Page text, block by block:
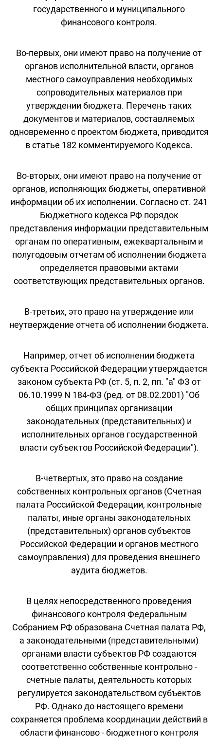
государственного и муниципального
финансового контроля.
Во-первых, они имеют право на получение от
органов исполнительной власти, органов
местного самоуправления необходимых
сопроводительных материалов при
утверждении бюджета. Перечень таких
документов и материалов, составляемых
одновременно с проектом бюджета, приводится
в статье 182 комментируемого Кодекса.
Во-вторых, они имеют право на получение от
органов, исполняющих бюджеты, оперативной
информации об их исполнении. Согласно ст. 241
Бюджетного кодекса РФ порядок
представления информации представительным
органам по оперативным, ежеквартальным и
полугодовым отчетам об исполнении бюджета
определяется правовыми актами
соответствующих представительных органов.
В-третьих, это право на утверждение или
неутверждение отчета об исполнении бюджета.
Например, отчет об исполнении бюджета
субъекта Российской Федерации утверждается
законом субъекта РФ (ст. 5, п. 2, пп. "а" ФЗ от
06.10.1999 N 184-ФЗ (ред. от 08.02.2001) "Об
общих принципах организации
законодательных (представительных) и
исполнительных органов государственной
власти субъектов Российской Федерации").
В-четвертых, это право на создание
собственных контрольных органов (Счетная
палата Российской Федерации, контрольные
палаты, иные органы законодательных
(представительных) органов субъектов
Российской Федерации и органов местного
самоуправления) для проведения внешнего
аудита бюджетов.
В целях непосредственного проведения
финансового контроля Федеральным
Собранием РФ образована Счетная палата РФ,
а законодательными (представительными)
органами власти субъектов РФ создаются
соответственно собственные контрольно -
счетные палаты, деятельность которых
регулируется законодательством субъектов
РФ. Однако до настоящего времени
сохраняется проблема координации действий в
области финансово - бюджетного контроля